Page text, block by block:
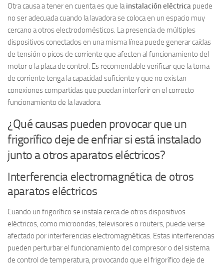
Otra causa a tener en cuenta es que lainstalación eléctrica puede
no ser adecuada cuando la lavadora se coloca en un espacio muy
cercano a otros electrodomésticos. La presencia de múltiples
dispositivos conectados en una misma línea puede generar caídas
de tensión o picos de corriente que afecten al funcionamiento del
motor o la placa de control. Es recomendable verificar que la toma
de corriente tenga la capacidad suficiente y que no existan
conexiones compartidas que puedan interferir en el correcto
funcionamiento de la lavadora.
¿Qué causas pueden provocar que un
frigorífico deje de enfriar si está instalado
junto a otros aparatos eléctricos?
Interferencia electromagnética de otros
aparatos eléctricos
Cuando un frigorífico se instala cerca de otros dispositivos
eléctricos, como microondas, televisores o routers, puede verse
afectado por interferencias electromagnéticas. Estas interferencias
pueden perturbar el funcionamiento del compresor o del sistema
de control de temperatura, provocando que el frigorífico deje de